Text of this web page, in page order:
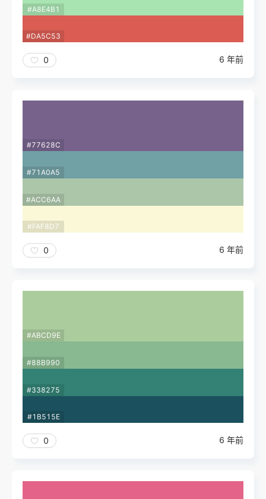
#A8E4B1
#DA5C53
0 6 年前
#77628C
#71A0A5
#ACC6AA
#FAF8D7
0 6 年前
#ABCD9E
#88B990
#338275
#1B515E
0 6 年前